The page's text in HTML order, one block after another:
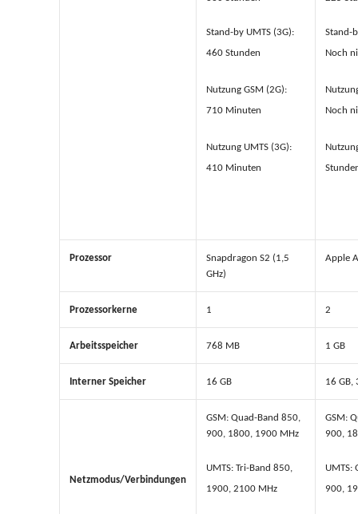
Stand-by UMTS (3G):
460 Stunden
Nutzung GSM (2G):
710 Minuten
Nutzung UMTS (3G):
410 Minuten
Stand-
Noch
Noch
Prozessor
Snapdragon S2 (1,5
GHz)
Apple
Prozessorkerne 1 2
Arbeitsspeicher 768 MB 1 GB
Interner Speicher 16 GB 16 GB,
Netzmodus/Verbindungen
GSM: Quad-Band 850,
900, 1800, 1900 MHz
UMTS: Tri-Band 850,
1900, 2100 MHz
GSM:
900,
UMTS:
900,